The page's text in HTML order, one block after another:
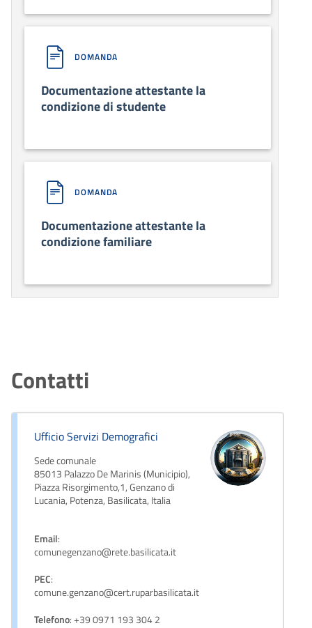
DOMANDA
Documentazione attestante la
condizione di studente
DOMANDA
Documentazione attestante la
condizione familiare
Contatti
Ufficio Servizi Demografici
Sede comunale
85013 Palazzo De Marinis (Municipio),
Piazza Risorgimento,1, Genzano di
Lucania, Potenza, Basilicata, Italia
Email:
comunegenzano@rete.basilicata.it
PEC:
comune.genzano@cert.ruparbasilicata.it
Telefono: +39 0971 193 304 2